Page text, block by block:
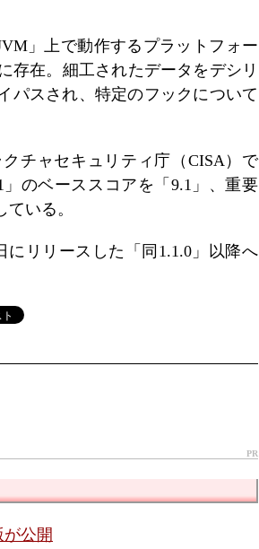
」上で動作するプラットフォー
存在。細工されたデータをデシリ
パスされ、特定のフックについて
チャセキュリティ庁（CISA）で
のベーススコアを「9.1」、重要
いる。
にリリースした「同1.1.0」以降へ
PR
が公開